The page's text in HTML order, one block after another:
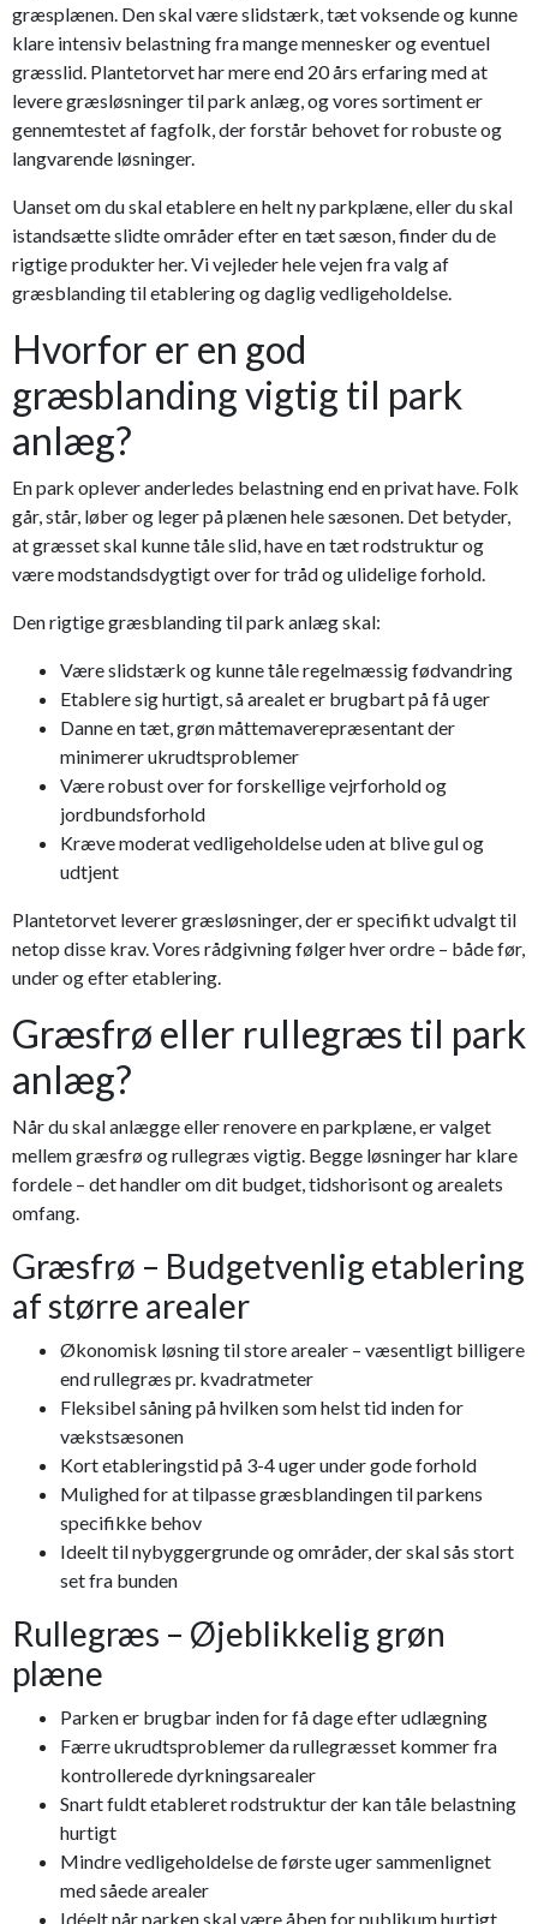
græsplænen. Den skal være slidstærk, tæt voksende og kunne
klare intensiv belastning fra mange mennesker og eventuel
græsslid. Plantetorvet har mere end 20 års erfaring med at
levere græsløsninger til park anlæg, og vores sortiment er
gennemtestet af fagfolk, der forstår behovet for robuste og
langvarende løsninger.
Uanset om du skal etablere en helt ny parkplæne, eller du skal
istandsætte slidte områder efter en tæt sæson, finder du de
rigtige produkter her. Vi vejleder hele vejen fra valg af
græsblanding til etablering og daglig vedligeholdelse.
Hvorfor er en god
græsblanding vigtig til park
anlæg?
En park oplever anderledes belastning end en privat have. Folk
går, står, løber og leger på plænen hele sæsonen. Det betyder,
at græsset skal kunne tåle slid, have en tæt rodstruktur og
være modstandsdygtigt over for tråd og ulidelige forhold.
Den rigtige græsblanding til park anlæg skal:
Være slidstærk og kunne tåle regelmæssig fødvandring
Etablere sig hurtigt, så arealet er brugbart på få uger
Danne en tæt, grøn måttemaverepræsentant der
minimerer ukrudtsproblemer
Være robust over for forskellige vejrforhold og
jordbundsforhold
Kræve moderat vedligeholdelse uden at blive gul og
udtjent
Plantetorvet leverer græsløsninger, der er specifikt udvalgt til
netop disse krav. Vores rådgivning følger hver ordre – både før,
under og efter etablering.
Græsfrø eller rullegræs til park
anlæg?
Når du skal anlægge eller renovere en parkplæne, er valget
mellem græsfrø og rullegræs vigtig. Begge løsninger har klare
fordele – det handler om dit budget, tidshorisont og arealets
omfang.
Græsfrø – Budgetvenlig etablering
af større arealer
Økonomisk løsning til store arealer – væsentligt billigere
end rullegræs pr. kvadratmeter
Fleksibel såning på hvilken som helst tid inden for
vækstsæsonen
Kort etableringstid på 3-4 uger under gode forhold
Mulighed for at tilpasse græsblandingen til parkens
specifikke behov
Ideelt til nybyggergrunde og områder, der skal sås stort
set fra bunden
Rullegræs – Øjeblikkelig grøn
plæne
Parken er brugbar inden for få dage efter udlægning
Færre ukrudtsproblemer da rullegræsset kommer fra
kontrollerede dyrkningsarealer
Snart fuldt etableret rodstruktur der kan tåle belastning
hurtigt
Mindre vedligeholdelse de første uger sammenlignet
med såede arealer
Idéelt når parken skal være åben for publikum hurtigt